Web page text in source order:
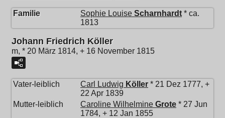
Familie Sophie Louise Scharnhardt * ca.
1813
Johann Friedrich Köller
m, * 20 März 1814, + 16 November 1815
Vater-leiblich Carl Ludwig Köller * 21 Dez 1777, +
22 Apr 1839
Mutter-leiblich
Caroline Wilhelmine Grote * 27 Jun
1784, + 12 Jan 1855